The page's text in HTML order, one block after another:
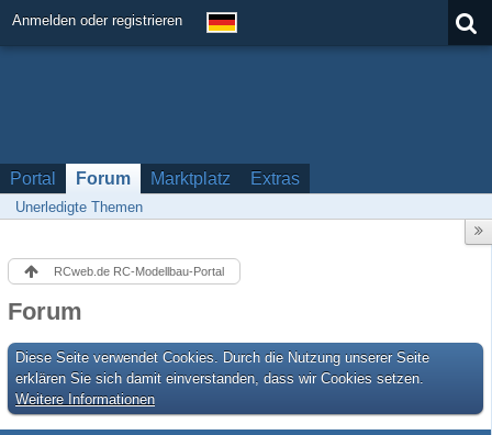
Anmelden oder registrieren
Portal Forum Marktplatz Extras
Unerledigte Themen
RCweb.de RC-Modellbau-Portal
Forum
Diese Seite verwendet Cookies. Durch die Nutzung unserer Seite
erklären Sie sich damit einverstanden, dass wir Cookies setzen.
Weitere Informationen